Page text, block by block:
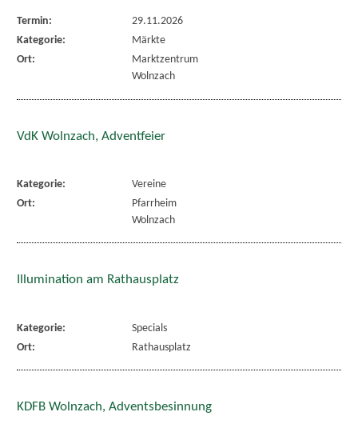
Termin:
29.11.2026
Kategorie:
Märkte
Ort:
Marktzentrum
Wolnzach
VdK Wolnzach, Adventfeier
Kategorie:
Vereine
Ort:
Pfarrheim
Wolnzach
Illumination am Rathausplatz
Kategorie:
Specials
Ort:
Rathausplatz
KDFB Wolnzach, Adventsbesinnung